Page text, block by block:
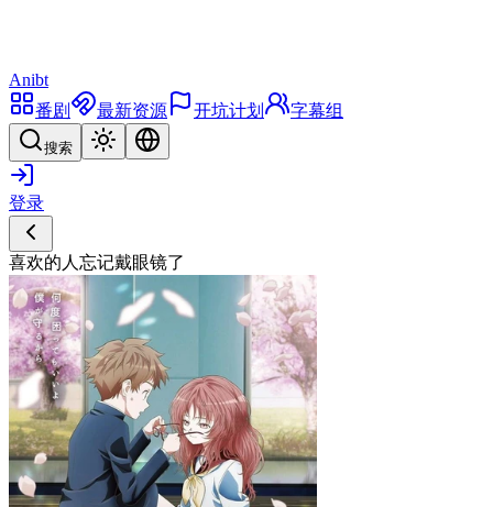
Anibt
番剧
最新资源 开坑计划 字幕组
搜索
登录
喜欢的人忘记戴眼镜了